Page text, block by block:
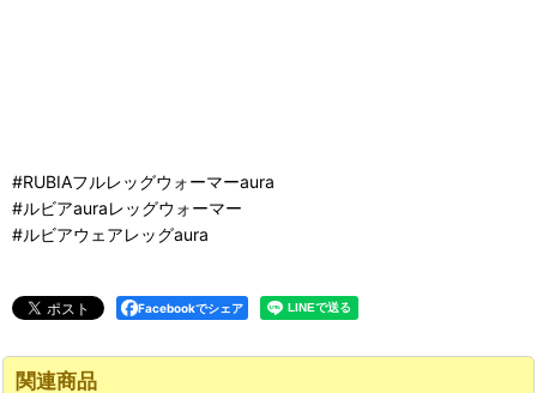
#RUBIAフルレッグウォーマーaura
#ルビアauraレッグウォーマー
#ルビアウェアレッグaura
Facebookでシェア
関連商品